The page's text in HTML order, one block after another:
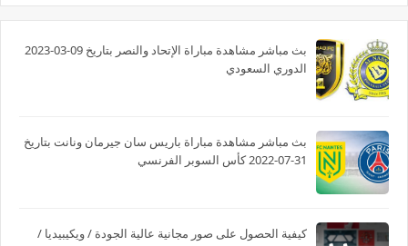
بث مباشر مشاهدة مباراة الإتحاد والنصر بتاريخ 09-03-2023
الدوري السعودي
بث مباشر مشاهدة مباراة باريس سان جيرمان ونانت بتاريخ
31-07-2022 كأس السوبر الفرنسي
كيفية الحصول على صور مجانية عالية الجودة / ويكيبيديا /